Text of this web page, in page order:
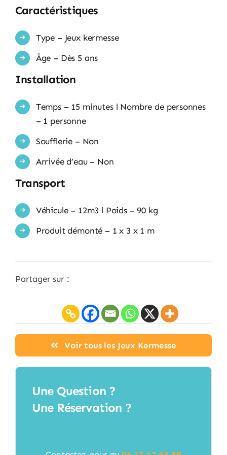
Caractéristiques
Type – Jeux kermesse
Âge – Dès 5 ans
Installation
Temps – 15 minutes l Nombre de personnes
– 1 personne
Soufflerie – Non
Arrivée d’eau – Non
Transport
Véhicule – 12m3 l Poids – 90 kg
Produit démonté – 1 x 3 x 1 m
Partager sur :
Voir tous les Jeux Kermesse
Une Question ?
Une Réservation ?